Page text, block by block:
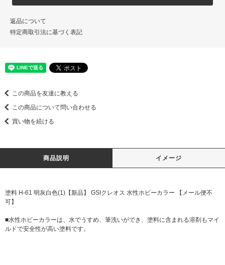
返品について
特定商取引法に基づく表記
この商品を友達に教える
この商品について問い合わせる
買い物を続ける
商品説明 イメージ
塗料 H-61 明灰白色(1)【新品】 GSIクレオス 水性ホビーカラー 【メール便不
可】
■水性ホビーカラーは、水でうすめ、筆洗いができ、塗料に含まれる溶剤もマイ
ルドで安全性が高い塗料です。